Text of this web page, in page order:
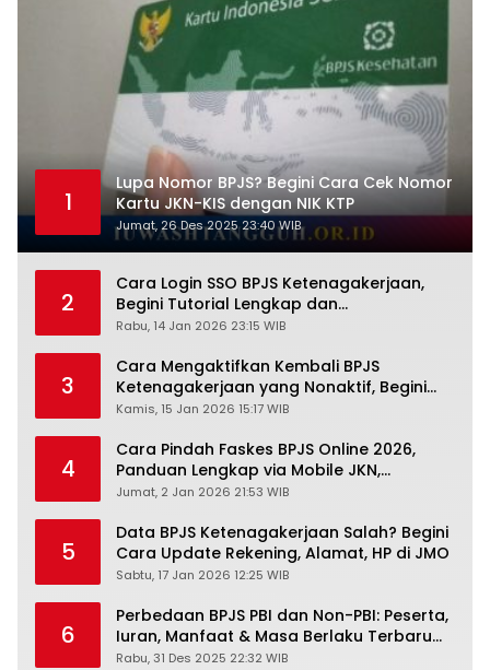
1
Lupa Nomor BPJS? Begini Cara Cek Nomor
Kartu JKN-KIS dengan NIK KTP
Jumat, 26 Des 2025 23:40 WIB
2
Cara Login SSO BPJS Ketenagakerjaan,
Begini Tutorial Lengkap dan
Pengertiannya
Rabu, 14 Jan 2026 23:15 WIB
3
Cara Mengaktifkan Kembali BPJS
Ketenagakerjaan yang Nonaktif, Begini
Panduan Lengkapnya
Kamis, 15 Jan 2026 15:17 WIB
4
Cara Pindah Faskes BPJS Online 2026,
Panduan Lengkap via Mobile JKN,
PANDAWA & Offiline Kantor Cabang
Jumat, 2 Jan 2026 21:53 WIB
5
Data BPJS Ketenagakerjaan Salah? Begini
Cara Update Rekening, Alamat, HP di JMO
Sabtu, 17 Jan 2026 12:25 WIB
6
Perbedaan BPJS PBI dan Non-PBI: Peserta,
Iuran, Manfaat & Masa Berlaku Terbaru
2026
Rabu, 31 Des 2025 22:32 WIB